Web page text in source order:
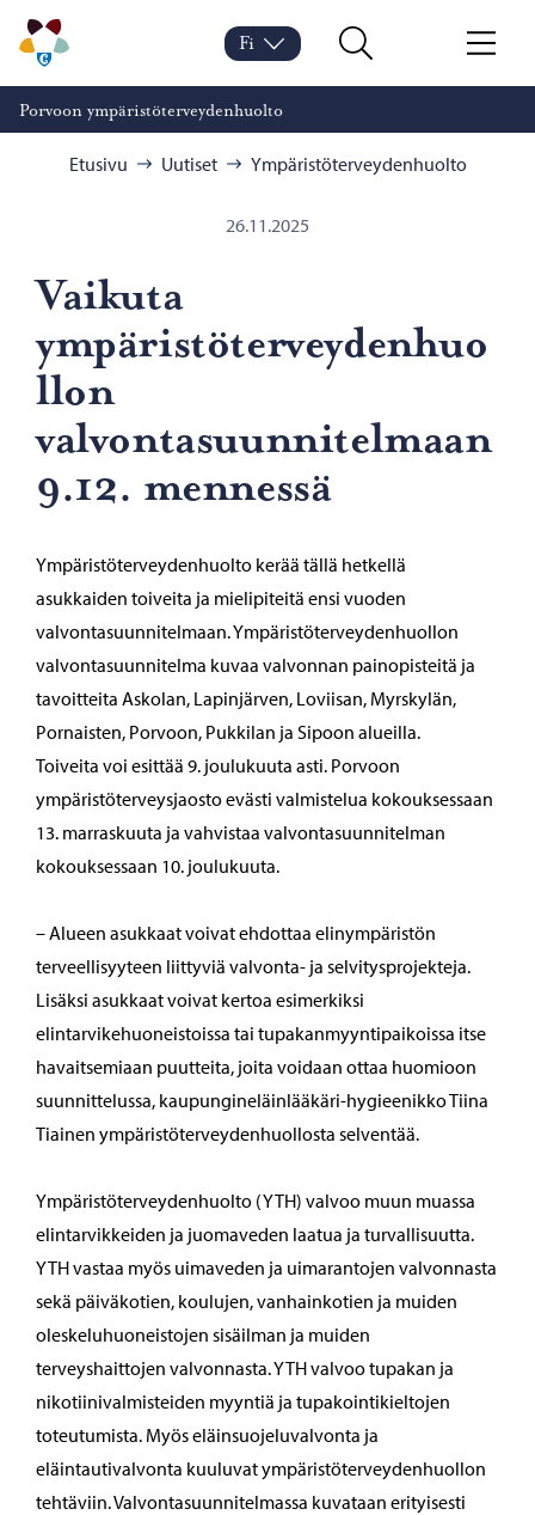
Porvoon ympäristöterveydenhuolto – Siirry kotisivulle
Valikko
Vaihda kieltä
Nykyinen kieli: Suomi
Fi
Hae
Porvoon ympäristöterveydenhuolto
Selaa:Etusivu Uutiset Ympäristöterveydenhuolto
26.11.2025
Vaikuta
ympäristöterveydenhuo
llon
valvontasuunnitelmaan
9.12. mennessä
Ympäristöterveydenhuolto kerää tällä hetkellä
asukkaiden toiveita ja mielipiteitä ensi vuoden
valvontasuunnitelmaan. Ympäristöterveydenhuollon
valvontasuunnitelma kuvaa valvonnan painopisteitä ja
tavoitteita Askolan, Lapinjärven, Loviisan, Myrskylän,
Pornaisten, Porvoon, Pukkilan ja Sipoon alueilla.
Toiveita voi esittää 9. joulukuuta asti. Porvoon
ympäristöterveysjaosto evästi valmistelua kokouksessaan
13. marraskuuta ja vahvistaa valvontasuunnitelman
kokouksessaan 10. joulukuuta.
– Alueen asukkaat voivat ehdottaa elinympäristön
terveellisyyteen liittyviä valvonta- ja selvitysprojekteja.
Lisäksi asukkaat voivat kertoa esimerkiksi
elintarvikehuoneistoissa tai tupakanmyyntipaikoissa itse
havaitsemiaan puutteita, joita voidaan ottaa huomioon
suunnittelussa, kaupungineläinlääkäri-hygieenikko Tiina
Tiainen ympäristöterveydenhuollosta selventää.
Ympäristöterveydenhuolto (YTH) valvoo muun muassa
elintarvikkeiden ja juomaveden laatua ja turvallisuutta.
YTH vastaa myös uimaveden ja uimarantojen valvonnasta
sekä päiväkotien, koulujen, vanhainkotien ja muiden
oleskeluhuoneistojen sisäilman ja muiden
terveyshaittojen valvonnasta. YTH valvoo tupakan ja
nikotiinivalmisteiden myyntiä ja tupakointikieltojen
toteutumista. Myös eläinsuojeluvalvonta ja
eläintautivalvonta kuuluvat ympäristöterveydenhuollon
tehtäviin. Valvontasuunnitelmassa kuvataan erityisesti